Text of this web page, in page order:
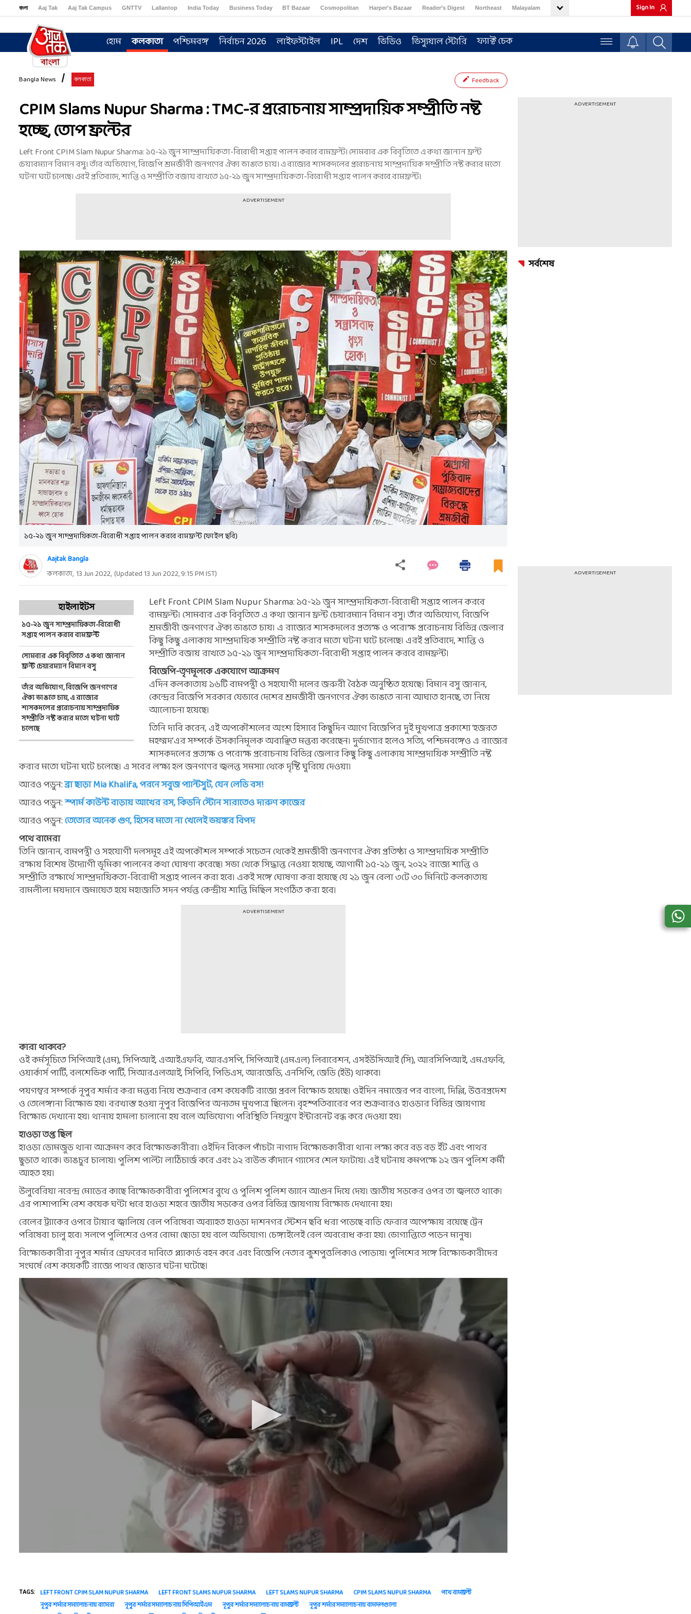
বাংলা Aaj Tak Aaj Tak Campus GNTTV Lallantop India Today Business Today BT Bazaar Cosmopolitan Harper's Bazaar Reader’s Digest Northeast Malayalam Sign In
হোম কলকাতা পশ্চিমবঙ্গ নির্বাচন 2026 লাইফস্টাইল IPL দেশ ভিডিও ভিস্যুয়াল স্টোরি ফ্যাক্ট চেক
Bangla News কলকাতা Feedback
CPIM Slams Nupur Sharma : TMC-র প্ররোচনায় সাম্প্রদায়িক সম্প্রীতি নষ্ট
হচ্ছে, তোপ ফ্রন্টের
Left Front CPIM Slam Nupur Sharma: ১৫-২১ জুন সাম্প্রদায়িকতা-বিরোধী সপ্তাহ পালন করবে বামফ্রন্ট। সোমবার এক বিবৃতিতে এ কথা জানান ফ্রন্ট
চেয়ারম্যান বিমান বসু। তাঁর অভিযোগ, বিজেপি শ্রমজীবী জনগণের ঐক্য ভাঙতে চায়। এ রাজ্যের শাসকদলের প্ররোচনায় সাম্প্রদায়িক সম্প্রীতি নষ্ট করার মতো
ঘটনা ঘটে চলেছে। এরই প্রতিবাদে, শান্তি ও সম্প্রীতি বজায় রাখতে ১৫-২১ জুন সাম্প্রদায়িকতা-বিরোধী সপ্তাহ পালন করবে বামফ্রন্ট।
ADVERTISEMENT
১৫-২১ জুন সাম্প্রদায়িকতা-বিরোধী সপ্তাহ পালন করবে বামফ্রন্ট (ফাইল ছবি)
Aajtak Bangla
কলকাতা, 13 Jun 2022, (Updated13 Jun 2022, 9:15 PMIST)
হাইলাইটস
১৫-২১ জুন সাম্প্রদায়িকতা-বিরোধী
সপ্তাহ পালন করবে বামফ্রন্ট
সোমবার এক বিবৃতিতে এ কথা জানান
ফ্রন্ট চেয়ারম্যান বিমান বসু
তাঁর অভিযোগ, বিজেপি জনগণের
ঐক্য ভাঙতে চায়, এ রাজ্যের
শাসকদলের প্ররোচনায় সাম্প্রদায়িক
সম্প্রীতি নষ্ট করার মতো ঘটনা ঘটে
চলেছে
Left Front CPIM Slam Nupur Sharma: ১৫-২১ জুন সাম্প্রদায়িকতা-বিরোধী সপ্তাহ পালন করবে
বামফ্রন্ট। সোমবার এক বিবৃতিতে এ কথা জানান ফ্রন্ট চেয়ারম্যান বিমান বসু। তাঁর অভিযোগ, বিজেপি
শ্রমজীবী জনগণের ঐক্য ভাঙতে চায়। এ রাজ্যের শাসকদলের প্রত্যক্ষ ও পরোক্ষ প্ররোচনায় বিভিন্ন জেলার
কিছু কিছু এলাকায় সাম্প্রদায়িক সম্প্রীতি নষ্ট করার মতো ঘটনা ঘটে চলেছে। এরই প্রতিবাদে, শান্তি ও
সম্প্রীতি বজায় রাখতে ১৫-২১ জুন সাম্প্রদায়িকতা-বিরোধী সপ্তাহ পালন করবে বামফ্রন্ট।
বিজেপি-তৃণমূলকে একযোগে আক্রমণ
এদিন কলকাতায় ১৬টি বামপন্থী ও সহযোগী দলের জরুরী বৈঠক অনুষ্ঠিত হয়েছে। বিমান বসু জানান,
কেন্দ্রের বিজেপি সরকার যেভাবে দেশের শ্রমজীবী জনগণের ঐক্য ভাঙতে নানা আঘাত হানছে, তা নিয়ে
আলোচনা হয়েছে।
তিনি দাবি করেন, এই অপকৌশলের অংশ হিসাবে কিছুদিন আগে বিজেপির দুই মুখপাত্র প্রকাশ্যে ‘হজরত
মহম্মদ’এর সম্পর্কে উসকানিমূলক অবাঞ্ছিত মন্তব্য করেছেন। দুর্ভাগ্যের হলেও সত্যি, পশ্চিমবঙ্গেও এ রাজ্যের
শাসকদলের প্রত্যক্ষ ও পরোক্ষ প্ররোচনায় বিভিন্ন জেলার কিছু কিছু এলাকায় সাম্প্রদায়িক সম্প্রীতি নষ্ট
করার মতো ঘটনা ঘটে চলেছে। এ সবের লক্ষ্য হল জনগণের জ্বলন্ত সমস্যা থেকে দৃষ্টি ঘুরিয়ে দেওয়া।
আরও পড়ুন:ব্রা ছাড়া Mia Khalifa, পরনে সবুজ প্যান্টসুট, যেন লেডি বস!
আরও পড়ুন:স্পার্ম কাউন্ট বাড়ায় আখের রস, কিডনি স্টোন সারাতেও দারুণ কাজের
আরও পড়ুন:তেতোর অনেক গুণ, হিসেব মতো না খেলেই ভয়ঙ্কর বিপদ
পথে বামেরা
তিনি জানান, বামপন্থী ও সহযোগী দলসমূহ এই অপকৌশল সম্পর্কে সচেতন থেকেই শ্রমজীবী জনগণের ঐক্য প্রতিষ্ঠা ও সাম্প্রদায়িক সম্প্রীতি
রক্ষায় বিশেষ উদ্যোগী ভূমিকা পালনের কথা ঘোষণা করেছে। সভা থেকে সিদ্ধান্ত নেওয়া হয়েছে, আগামী ১৫-২১ জুন, ২০২২ রাজ্যে শান্তি ও
সম্প্রীতি রক্ষার্থে সাম্প্রদায়িকতা-বিরোধী সপ্তাহ পালন করা হবে। একই সঙ্গে ঘোষণা করা হয়েছে যে ২১ জুন বেলা ৩টে ৩০ মিনিটে কলকাতায়
রামলীলা ময়দানে জমায়েত হয়ে মহাজাতি সদন পর্যন্ত কেন্দ্রীয় শান্তি মিছিল সংগঠিত করা হবে।
ADVERTISEMENT
কারা থাকবে?
ওই কর্মসূচিতে সিপিআই (এম), সিপিআই, এআইএফবি, আরএসপি, সিপিআই (এমএল) লিবারেশন, এসইউসিআই (সি), আরসিপিআই, এমএফবি,
ওয়ার্কার্স পার্টি, বলশেভিক পার্টি, সিআরএলআই, সিপিবি, পিডিএস, আরজেডি, এনসিপি, জেডি (ইউ) থাকবে।
পয়গম্বর সম্পর্কে নূপুর শর্মার করা মন্তব্য নিয়ে শুক্রবার বেশ কয়েকটি রাজ্যে প্রবল বিক্ষোভ হয়েছে। ওইদিন নমাজের পর বাংলা, দিল্লি, উত্তরপ্রদেশ
ও তেলেঙ্গানা বিক্ষোভ হয়। বরখাস্ত হওয়া নূপুর বিজেপির অন্যতম মুখপাত্র ছিলেন। বৃহস্পতিবারের পর শুক্রবারও হাওড়ার বিভিন্ন জায়গায়
বিক্ষোভ দেখানো হয়। থানায় হামলা চালানো হয় বলে অভিযোগ। পরিস্থিতি নিয়ন্ত্রণে ইন্টারনেট বন্ধ করে দেওয়া হয়।
হাওড়া তপ্ত ছিল
হাওড়া ডোমজুড থানা আক্রমণ করে বিক্ষোভকারীরা। ওইদিন বিকেল পাঁচটা নাগাদ বিক্ষোভকারীরা থানা লক্ষ্য করে বড় বড় ইঁট এবং পাথর
ছুড়তে থাকে। ভাঙচুর চালায়। পুলিশ পাল্টা লাঠিচার্জ করে এবং ১২ রাউন্ড কাঁদানে গ্যাসের শেল ফাটায়। এই ঘটনায় কমপক্ষে ১২ জন পুলিশ কর্মী
আহত হয়।
উলুবেরিয়া নরেন্দ্র মোড়ের কাছে বিক্ষোভকারীরা পুলিশের বুথে ও পুলিশ পুলিশ ভ্যানে আগুন দিয়ে দেয়। জাতীয় সড়কের ওপর তা জ্বলতে থাকে।
এর পাশাপাশি বেশ কয়েক ঘণ্টা ধরে হাওড়া শহরে জাতীয় সড়কের ওপর বিভিন্ন জায়গায় বিক্ষোভ দেখানো হয়।
রেলের ট্র্যাকের ওপরে টায়ার জ্বালিয়ে রেল পরিষেবা অব্যাহত হাওড়া দাশনগর স্টেশন ছবি ধরা পড়েছে বাড়ি ফেরার অপেক্ষায় রয়েছে ট্রেন
পরিষেবা চালু হবে। সলপে পুলিশের ওপর বোমা ছোড়া হয় বলে অভিযোগ। চেঙ্গাইলেই রেল অবরোধ করা হয়। ভোগান্তিতে পড়েন মানুষ।
বিক্ষোভকারীরা নূপুর শর্মার গ্রেফরের দাবিতে প্ল্যাকার্ড বহন করে এবং বিজেপি নেতার কুশপুত্তলিকাও পোড়ায়। পুলিশের সঙ্গে বিক্ষোভকারীদের
সংঘর্ষে বেশ কয়েকটি রাজ্যে পাথর ছোড়ার ঘটনা ঘটেছে।
TAGS: LEFT FRONT CPIM SLAM NUPUR SHARMA LEFT FRONT SLAMS NUPUR SHARMA LEFT SLAMS NUPUR SHARMA CPIM SLAMS NUPUR SHARMA
পথে বামফ্রন্ট
নূপুর শর্মার সমালোচনায় বামেরা
নূপুর শর্মার সমালোচনায় সিপিআইএম নূপুর শর্মার সমালোচনায় বামফ্রন্ট
নূপুর শর্মার সমালোচনায় বামদলগুলো
ADVERTISEMENT
সর্বশেষ
ADVERTISEMENT